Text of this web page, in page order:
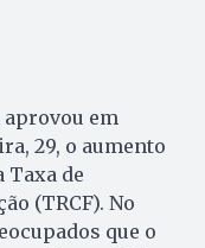
em
29, o aumento
Taxa de
(TRCF). No
que o